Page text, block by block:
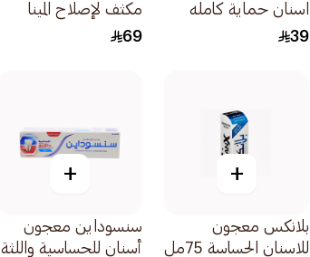
اسنان حماية كامله
115جرام
39
مكثف لإصلاح المينا
50مل
69
+
بلانكس معجون
للاسنان الحساسة 75مل
+
سنسوداين معجون
أسنان للحساسية واللثة